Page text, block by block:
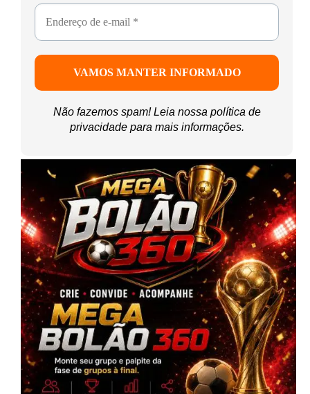
Não fazemos spam! Leia nossa política de
privacidadepara mais informações.